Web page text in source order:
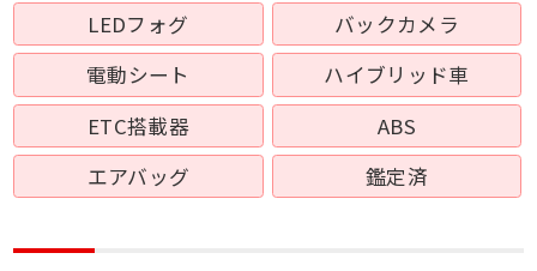
LEDフォグ
バックカメラ
電動シート
ハイブリッド車
ETC搭載器
ABS
エアバッグ
鑑定済